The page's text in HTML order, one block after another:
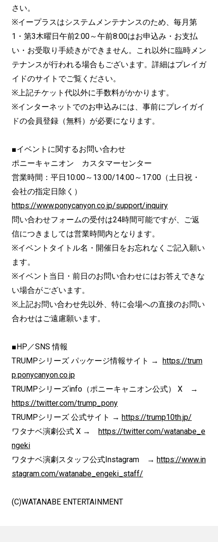
さい。
※イープラスはシステムメンテナンスのため、毎月第
1・第3木曜日午前2:00～午前8:00はお申込み・お支払
い・お受取り手続きができません。これ以外に臨時メン
テナンスが行われる場合もございます。詳細はプレイガ
イドのサイトでご覧ください。
※上記チケット代以外に手数料がかかります。
※インターネットでのお申込みには、事前にプレイガイ
ドの会員登録（無料）が必要になります。
■イベントに関するお問い合わせ
ポニーキャニオン カスタマーセンター
営業時間：平日10:00～13:00/14:00～17:00（土日祝・
会社の指定日除く）
https://www.ponycanyon.co.jp/support/inquiry
問い合わせフォームの受付は24時間可能ですが、ご返
信につきましては営業時間内となります。
※イベントタイトル名・開催日をお忘れなくご記入願い
ます。
※イベント当日・前日のお問い合わせにはお答えできな
い場合がございます。
※上記お問い合わせ先以外、特に会場への直接のお問い
合わせはご遠慮願います。
■HP／SNS 情報
TRUMPシリーズ パッケージ情報サイト → https://trum
p.ponycanyon.co.jp
TRUMPシリーズinfo（ポニーキャニオン公式） X →
https://twitter.com/trump_pony
TRUMPシリーズ 公式サイト → https://trump10th.jp/
ワタナベ演劇公式 X → https://twitter.com/watanabe_e
ngeki
ワタナベ演劇スタッフ公式Instagram → https://www.in
stagram.com/watanabe_engeki_staff/
(C)WATANABE ENTERTAINMENT